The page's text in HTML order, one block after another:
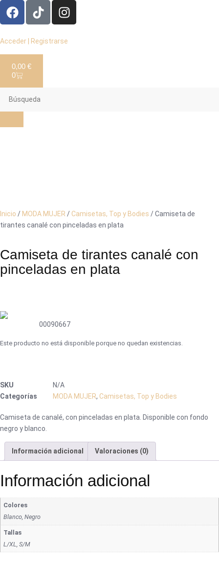
Acceder | Registrarse
0,00 €
0
Inicio / MODA MUJER /Camisetas, Top y Bodies / Camiseta de
tirantes canalé con pinceladas en plata
Camiseta de tirantes canalé con
pinceladas en plata
00090667
Este producto no está disponible porque no quedan existencias.
SKU
N/A
Categorías
MODA MUJER, Camisetas, Top y Bodies
Camiseta de canalé, con pinceladas en plata. Disponible con fondo
negro y blanco.
Información adicional Valoraciones (0)
Información adicional
Colores
Blanco, Negro
Tallas
L/XL, S/M